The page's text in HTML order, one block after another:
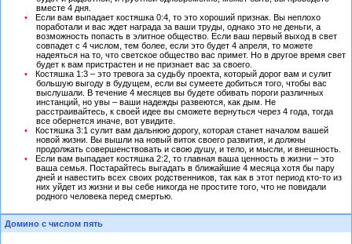
вместе 4 дня.
Если вам выпадает костяшка 0:4, то это хороший признак. Вы неплохо
поработали и вас ждет награда за ваши труды, однако это не деньги, а
возможность попасть в элитное общество. Если ваш первый выход в свет
совпадет с 4 числом, тем более, если это будет 4 апреля, то можете
надеяться на то, что светское общество вас примет. Но в другое время свет
будет к вам пристрастен и не признает вас за своего.
Костяшка 1:3 – это тревога за судьбу проекта, который дорог вам и сулит
большую выгоду в будущем, если вы сумеете добиться того, чтобы вас
выслушали. В течение 4 месяцев вы будете обивать пороги различных
инстанций, но увы – ваши надежды развеются, как дым. Не
расстраивайтесь, к своей идее вы сможете вернуться через 4 года, тогда
все обернется иначе, вот увидите.
Костяшка 3:1 сулит вам дальнюю дорогу, которая станет началом вашей
новой жизни. Вы вышли на новый виток своего развития, и должны
продолжать совершенствовать и свою душу, и тело, и мысли, и внешность.
Если вам выпадает костяшка 2:2, то главная ваша ценность в жизни – это
ваша семья. Постарайтесь выгадать в ближайшие 4 месяца хотя бы пару
дней и навестить всех своих родственников, так как в этот период кто-то из
них уйдет из жизни и вы себе никогда не простите того, что не повидали
родного человека перед смертью.
Домино с числом пять